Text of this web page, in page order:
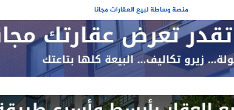
منصة وساطة لبيع العقارات مجانا